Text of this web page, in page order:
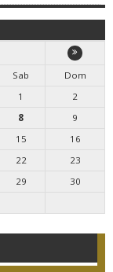
Sab
Dom
1
2
8
9
15
16
22
23
29
30